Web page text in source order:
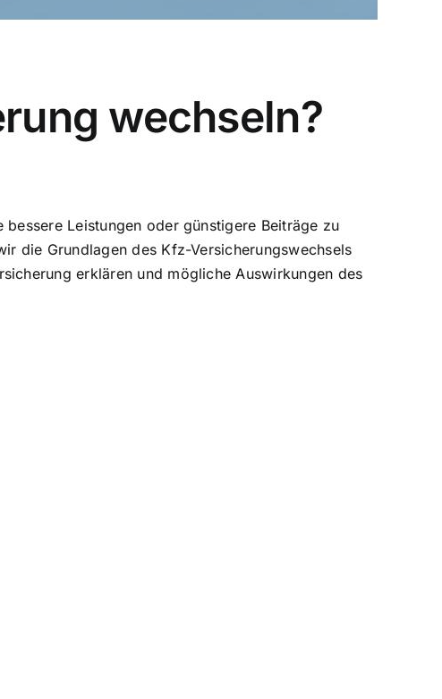
wechseln?
bessere Leistungen oder günstigere Beiträge zu
die Grundlagen des Kfz-Versicherungswechsels
erklären und mögliche Auswirkungen des